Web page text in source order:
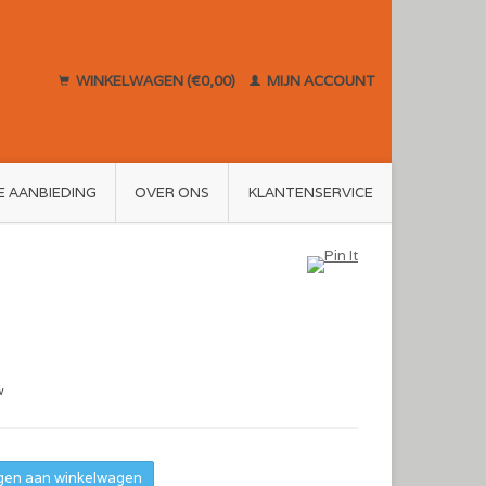
WINKELWAGEN (€0,00) MIJN ACCOUNT
AANBIEDING OVER ONS KLANTENSERVICE
aan winkelwagen